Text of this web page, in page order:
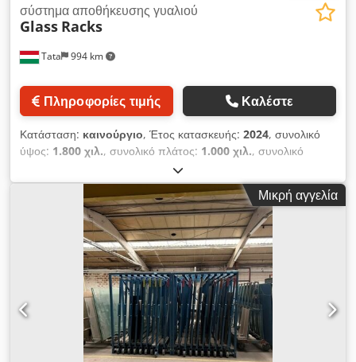
Tata 994 km
σύστημα αποθήκευσης γυαλιού
Glass Racks
Πληροφορίες τιμής Καλέστε
Κατάσταση: καινούργιο, Έτος κατασκευής: 2024, συνολικό
ύψος: 1.800 χιλ., συνολικό πλάτος: 1.000 χιλ., συνολικό
, Ράφι αποθήκευσης γυαλιού κατάλληλο για
αποθήκευση και μεταφορά γυαλιού και άλλων επίπεδων
υλικών. Χωρητικότητα φόρτωσης: 2000Kg Μήκος: 2000mm
Dkedpexddchjfx An Eor Πλάτος: 1000mm Με κατάλληλη
γωνία κλίσης. Τα ράφια είναι κατάλληλα για γερανούς, με σημεία
ανάρτησης για ανύψωση από πάνω. Με λαστιχένια
προστατευτικά επιθέματα για αποφυγή ζημιών στο
αποθηκευμένο γυαλί ή άλλα υλικά. Υπάρχει χώρος για πιρούνι
περονοφόρου στο κάτω μέρος. Τα ράφια είναι ολοκαίνουργια,
διαθέτουν πιστοποίηση CE και πινακίδα δεδομένων. Έκπτωση
σε μεγαλύτερες ποσότητες! Ρωτήστε για διαθεσιμότητα!
Μικρή αγγελία